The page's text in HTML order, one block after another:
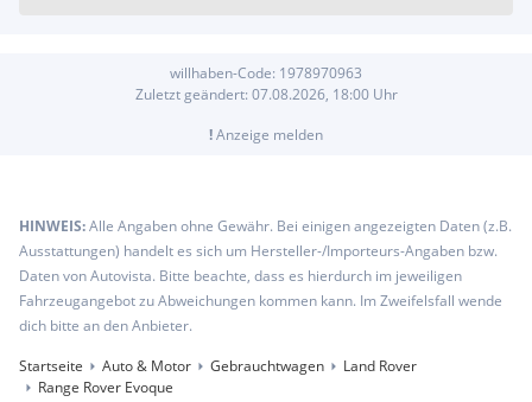
willhaben-Code: 1978970963
Zuletzt geändert: 07.08.2026, 18:00Uhr
!Anzeige melden
HINWEIS:Alle Angaben ohne Gewähr. Bei einigen angezeigten Daten (z.B.
Ausstattungen) handelt es sich um Hersteller-/Importeurs-Angaben bzw.
Daten von Autovista. Bitte beachte, dass es hierdurch im jeweiligen
Fahrzeugangebot zu Abweichungen kommen kann. Im Zweifelsfall wende
dich bitte an den Anbieter.
Startseite
Auto & Motor Gebrauchtwagen
Land Rover
Range Rover Evoque